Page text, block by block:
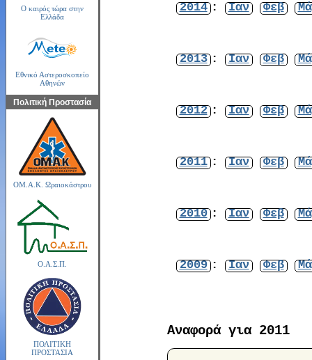
Ο καιρός τώρα στην
Ελλάδα
Εθνικό Αστεροσκοπείο
Αθηνών
Πολιτική Προστασία
ΟΜ.Α.Κ. Ωραιοκάστρου
Ο.Α.Σ.Π.
ΠΟΛΙΤΙΚΗ
ΠΡΟΣΤΑΣΙΑ
2014 : Ιαν Φεβ
2013 : Ιαν Φεβ
2012 : Ιαν Φεβ
2011 : Ιαν Φεβ
2010 : Ιαν Φεβ
2009 : Ιαν Φεβ
Αναφορά για 2011